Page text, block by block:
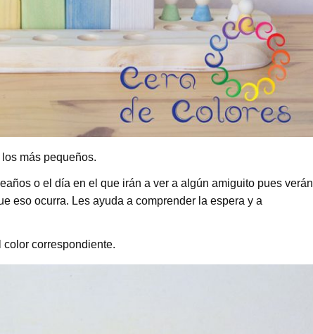
más pequeños.
o el día en el que irán a ver a algún amiguito pues verán
eso ocurra. Les ayuda a comprender la espera y a
color correspondiente.